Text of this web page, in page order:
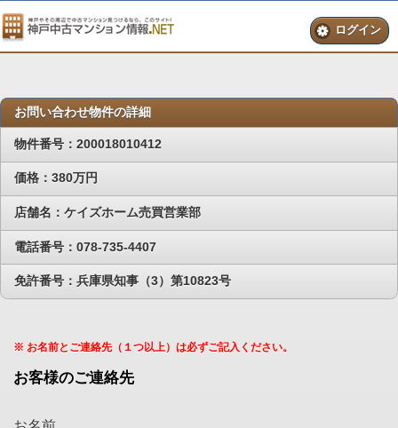
ログイン
お問い合わせ物件の詳細
物件番号：200018010412
価格：380万円
店舗名：ケイズホーム売買営業部
電話番号：078-735-4407
免許番号：兵庫県知事（3）第10823号
※ お名前とご連絡先（１つ以上）は必ずご記入ください。
お客様のご連絡先